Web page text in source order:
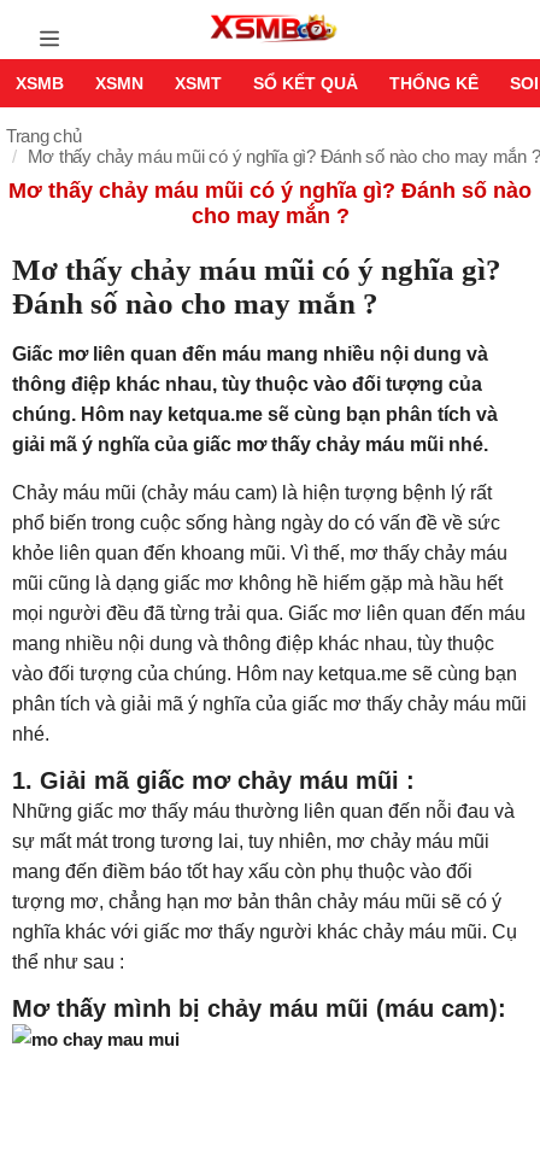
XSMB XSMN XSMT SỔ KẾT QUẢ THỐNG KÊ
Trang chủ
Mơ thấy chảy máu mũi có ý nghĩa gì? Đánh số nào cho may mắn ?
Mơ thấy chảy máu mũi có ý nghĩa gì? Đánh số nào
cho may mắn ?
Mơ thấy chảy máu mũi có ý nghĩa gì?
Đánh số nào cho may mắn ?
Giấc mơ liên quan đến máu mang nhiều nội dung và
thông điệp khác nhau, tùy thuộc vào đối tượng của
chúng. Hôm nay ketqua.me sẽ cùng bạn phân tích và
giải mã ý nghĩa của giấc mơ thấy chảy máu mũi nhé.
Chảy máu mũi (chảy máu cam) là hiện tượng bệnh lý rất
phổ biến trong cuộc sống hàng ngày do có vấn đề về sức
khỏe liên quan đến khoang mũi. Vì thế, mơ thấy chảy máu
mũi cũng là dạng giấc mơ không hề hiếm gặp mà hầu hết
mọi người đều đã từng trải qua. Giấc mơ liên quan đến máu
mang nhiều nội dung và thông điệp khác nhau, tùy thuộc
vào đối tượng của chúng. Hôm nay ketqua.me sẽ cùng bạn
phân tích và giải mã ý nghĩa của giấc mơ thấy chảy máu mũi
nhé.
1. Giải mã giấc mơ chảy máu mũi :
Những giấc mơ thấy máu thường liên quan đến nỗi đau và
sự mất mát trong tương lai, tuy nhiên, mơ chảy máu mũi
mang đến điềm báo tốt hay xấu còn phụ thuộc vào đối
tượng mơ, chẳng hạn mơ bản thân chảy máu mũi sẽ có ý
nghĩa khác với giấc mơ thấy người khác chảy máu mũi. Cụ
thể như sau :
Mơ thấy mình bị chảy máu mũi (máu cam):